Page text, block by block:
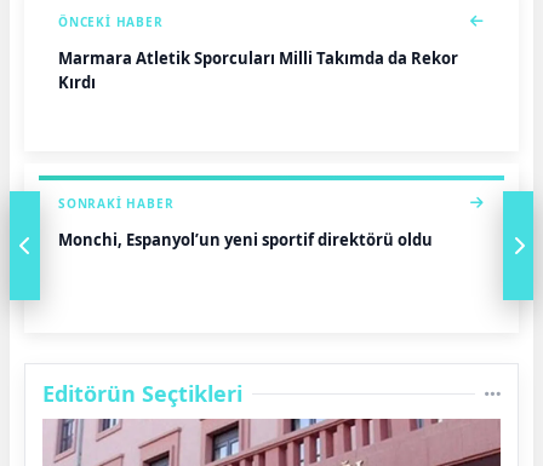
ÖNCEKI HABER
Marmara Atletik Sporcuları Milli Takımda da Rekor
Kırdı
SONRAKI HABER
Monchi, Espanyol’un yeni sportif direktörü oldu
Editörün Seçtikleri